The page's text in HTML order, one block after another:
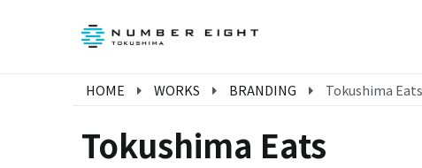
株式会社ナンバ
徳島県を拠点にインタ
HOME WORKS BRANDING Tokushima Eats
Tokushima Eats